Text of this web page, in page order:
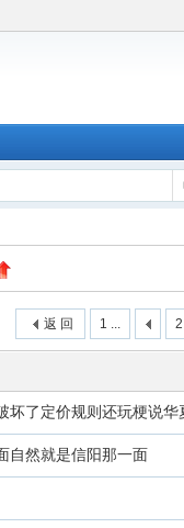
1 ... 2
返 回
坏了定价规则还玩梗说华
然就是信阳那一面